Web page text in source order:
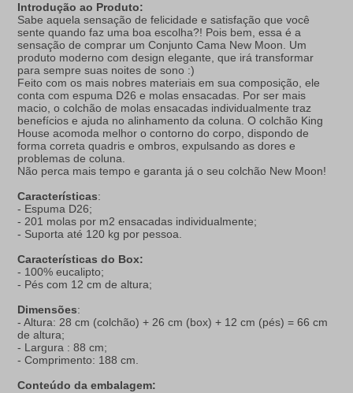
Introdução ao Produto:
Sabe aquela sensação de felicidade e satisfação que você
sente quando faz uma boa escolha?! Pois bem, essa é a
sensação de comprar um Conjunto Cama New Moon. Um
produto moderno com design elegante, que irá transformar
para sempre suas noites de sono :)
Feito com os mais nobres materiais em sua composição, ele
conta com espuma D26 e molas ensacadas. Por ser mais
macio, o colchão de molas ensacadas individualmente traz
benefícios e ajuda no alinhamento da coluna. O colchão King
House acomoda melhor o contorno do corpo, dispondo de
forma correta quadris e ombros, expulsando as dores e
problemas de coluna.
Não perca mais tempo e garanta já o seu colchão New Moon!
Características:
- Espuma D26;
- 201 molas por m2 ensacadas individualmente;
- Suporta até 120 kg por pessoa.
Características do Box:
- 100% eucalipto;
- Pés com 12 cm de altura;
Dimensões:
- Altura: 28 cm (colchão) + 26 cm (box) + 12 cm (pés) = 66 cm
de altura;
- Largura : 88 cm;
- Comprimento: 188 cm.
Conteúdo da embalagem: